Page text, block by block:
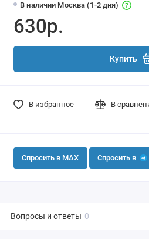
В наличии Москва (1-2 дня)
630р.
Купить
В избранное В
Спросить в MAX Спросить в
Вопросы и ответы 0